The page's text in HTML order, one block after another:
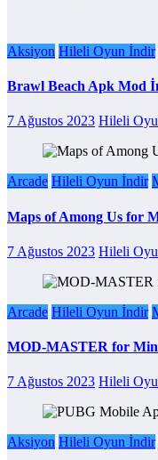
Aksiyon Hileli Oyun İndir
Brawl Beach Apk Mod
7 Ağustos 2023 Hileli
Arcade Hileli Oyun İndir
Maps of Among Us for
7 Ağustos 2023 Hileli
Arcade Hileli Oyun İndir
MOD-MASTER for
7 Ağustos 2023 Hileli
Aksiyon Hileli Oyun İndir